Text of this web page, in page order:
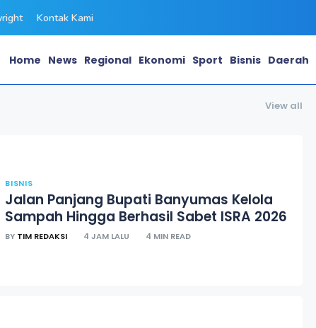
Kontak Kami
Home News Regional Ekonomi Sport Bisnis Daerah
View all
BISNIS
Jalan Panjang Bupati Banyumas Kelola
Sampah Hingga Berhasil Sabet ISRA 2026
BY TIM REDAKSI 4 JAM LALU 4 MIN READ